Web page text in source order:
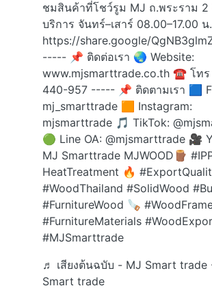
ชมสินค้าที่โชว์รูม MJ ถ.พระราม 2
บริการ จันทร์–เสาร์ 08.00–17.00
https://share.google/
----- 📌 ติดต่อเรา 🌏 Website:
www.mjsmarttrade.co.th ☎ โท
440-957 ----- 📌 ติดตามเรา 🟦
mj_smarttrade 🟧 Instagram:
mjsmarttrade 🎵 TikTok:
🟢 Line OA: @mjsmarttrade 🎥
MJ Smarttrade MJWOOD🪵
HeatTreatment 🔥
#WoodThailand #SolidWood
#FurnitureWood 🪚
#FurnitureMaterials
#MJSmarttrade
♬ เสียงต้นฉบับ - MJ Smart trade
Smart trade